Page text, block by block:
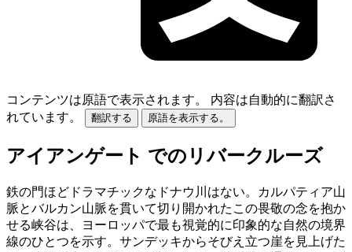
コンテンツは原語で表示されます。
内容は自動的に翻訳さ
れています。
翻訳する 原語を表示する。
アイアンゲート でのリバークルーズ
鉄の門ほどドラマチックなドナウ川はない。カルパティア山
脈とバルカン山脈を貫いて切り開かれたこの畏敬の念を抱か
せる峡谷は、ヨーロッパで最も視覚的に印象的な自然の境界
線のひとつを示す。サンデッキからそびえ立つ崖を見上げた